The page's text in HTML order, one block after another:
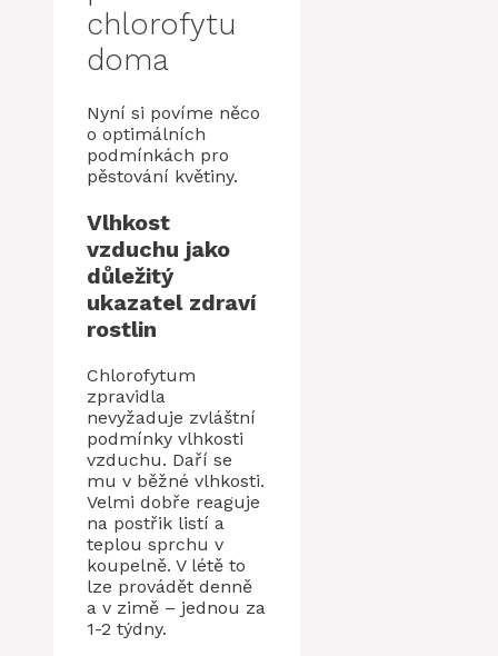
chlorofytu
doma
Nyní si povíme něco
o optimálních
podmínkách pro
pěstování květiny.
Vlhkost
vzduchu jako
důležitý
ukazatel zdraví
rostlin
Chlorofytum
zpravidla
nevyžaduje zvláštní
podmínky vlhkosti
vzduchu. Daří se
mu v běžné vlhkosti.
Velmi dobře reaguje
na postřik listí a
teplou sprchu v
koupelně. V létě to
lze provádět denně
a v zimě – jednou za
1-2 týdny.